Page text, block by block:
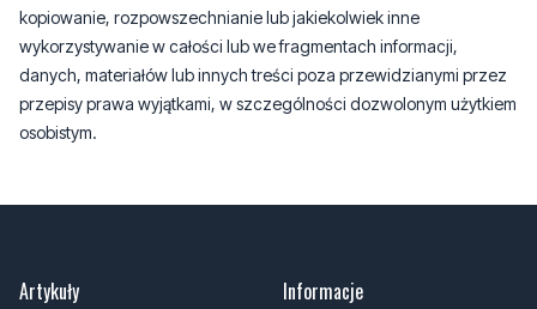
kopiowanie, rozpowszechnianie lub jakiekolwiek inne
wykorzystywanie w całości lub we fragmentach informacji,
danych, materiałów lub innych treści poza przewidzianymi przez
przepisy prawa wyjątkami, w szczególności dozwolonym użytkiem
osobistym.
Artykuły Informacje